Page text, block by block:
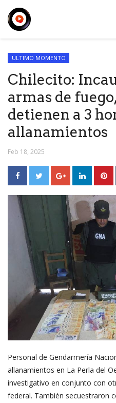
ULTIMO MOMENTO
Chilecito:
armas de
detienen a 3
allanamientos
Feb 18, 2025
Personal de Gendarmería
allanamientos en La Perla del
investigativo en conjunto con
federal. También secuestraron